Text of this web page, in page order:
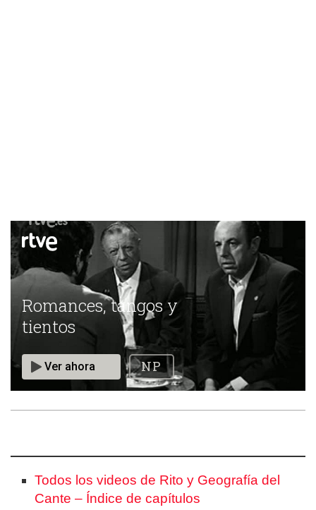
Todos los videos de Rito y Geografía del
Cante – Índice de capítulos